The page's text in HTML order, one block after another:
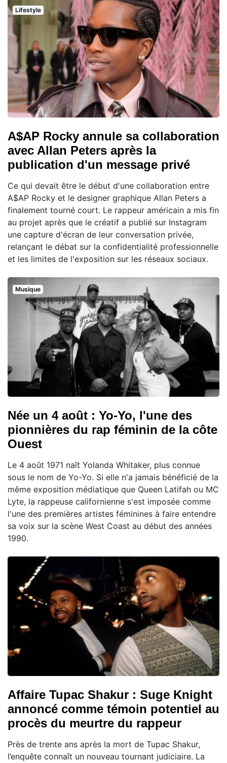
Lifestyle
A$AP Rocky annule sa collaboration
avec Allan Peters après la
publication d'un message privé
Ce qui devait être le début d'une collaboration entre
A$AP Rocky et le designer graphique Allan Peters a
finalement tourné court. Le rappeur américain a mis fin
au projet après que le créatif a publié sur Instagram
une capture d'écran de leur conversation privée,
relançant le débat sur la confidentialité professionnelle
et les limites de l'exposition sur les réseaux sociaux.
Musique
Née un 4 août : Yo-Yo, l'une des
pionnières du rap féminin de la côte
Ouest
Le 4 août 1971 naît Yolanda Whitaker, plus connue
sous le nom de Yo-Yo. Si elle n'a jamais bénéficié de la
même exposition médiatique que Queen Latifah ou MC
Lyte, la rappeuse californienne s'est imposée comme
l'une des premières artistes féminines à faire entendre
sa voix sur la scène West Coast au début des années
1990.
Affaire Tupac Shakur : Suge Knight
annoncé comme témoin potentiel au
procès du meurtre du rappeur
Près de trente ans après la mort de Tupac Shakur,
l’enquête connaît un nouveau tournant judiciaire. La